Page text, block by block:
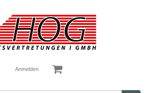
Anmelden